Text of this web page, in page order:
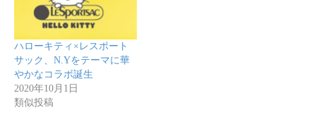
ハローキティ×レスポート
サック、N.Yをテーマに華
やかなコラボ誕生
2020年10月1日
類似投稿